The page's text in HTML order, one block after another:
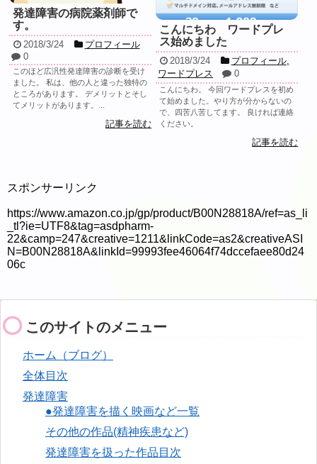
発達障害の病院薬剤師で
す。
2018/3/24
プロフィール
0
このほど広汎性発達障害の診断を受け
ました。 私は、他の人と違った独特の
ところがあります。 デメリットとそし
てメリットがあります。...
記事を読む
こんにちわ ワードプレ
ス始めました
2018/3/24 プロフィール,
ワードプレス
0
こんにちわ。 今回ワードプレスを初め
て始めました。やり方が分からないの
で、四苦八苦してます。 良ければ連絡
ください。
記事を読む
スポンサーリンク
https://www.amazon.co.jp/gp/product/B00N28818A/ref=as_li
_tl?ie=UTF8&tag=asdpharm-
22&camp=247&creative=1211&linkCode=as2&creativeASI
N=B00N28818A&linkId=99993fee46064f74dccefaee80d24
06c
このサイトのメニュー
ホーム（ブログ）
全体目次
発達障害
●発達障害を描く映画など一覧
その他の作品(精神疾患など)
発達障害を扱った作品目次